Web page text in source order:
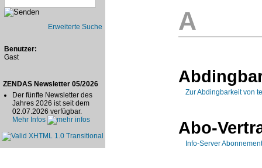
Erweiterte Suche
Benutzer:
Gast
ZENDAS Newsletter 05/2026
Der fünfte Newsletter des
Jahres 2026 ist seit dem
02.07.2026 verfügbar.
Mehr Infos
A
Zur Abdingbarkeit von
Abo-
Info-Server Abonnement